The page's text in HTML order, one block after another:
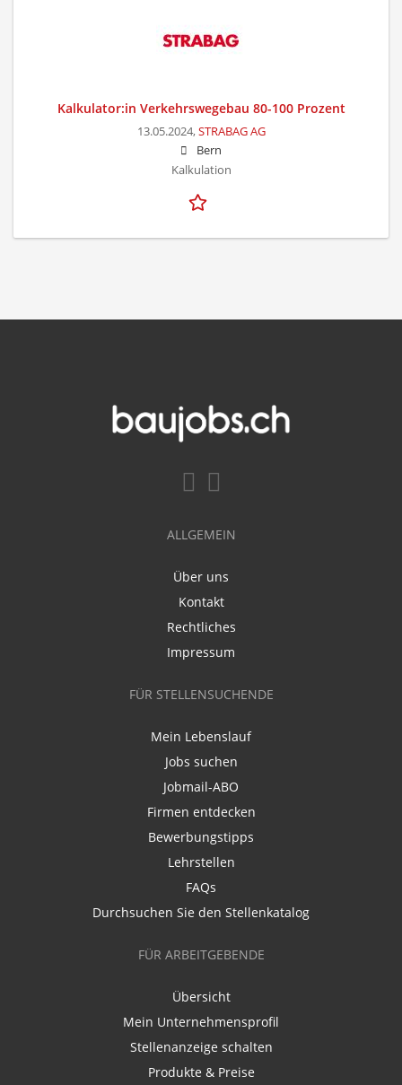
Kalkulator:in Verkehrswegebau 80-100 Prozent
13.05.2024,STRABAG AG
Bern
Kalkulation
ALLGEMEIN
Über uns
Kontakt
Rechtliches
Impressum
FÜR STELLENSUCHENDE
Mein Lebenslauf
Jobs suchen
Jobmail-ABO
Firmen entdecken
Bewerbungstipps
Lehrstellen
FAQs
Durchsuchen Sie den Stellenkatalog
FÜR ARBEITGEBENDE
Übersicht
Mein Unternehmensprofil
Stellenanzeige schalten
Produkte & Preise